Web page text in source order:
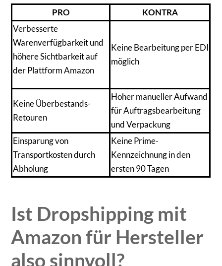
PRO
KONTRA
Verbesserte
Warenverfügbarkeit und
höhere Sichtbarkeit auf
der Plattform Amazon
Keine Bearbeitung per EDI
möglich
Keine Überbestands-
Retouren
Hoher manueller Aufwand
für Auftragsbearbeitung
und Verpackung
Einsparung von
Transportkosten durch
Abholung
Keine Prime-
Kennzeichnung in den
ersten 90 Tagen
Ist Dropshipping mit
Amazon für Hersteller
also sinnvoll?